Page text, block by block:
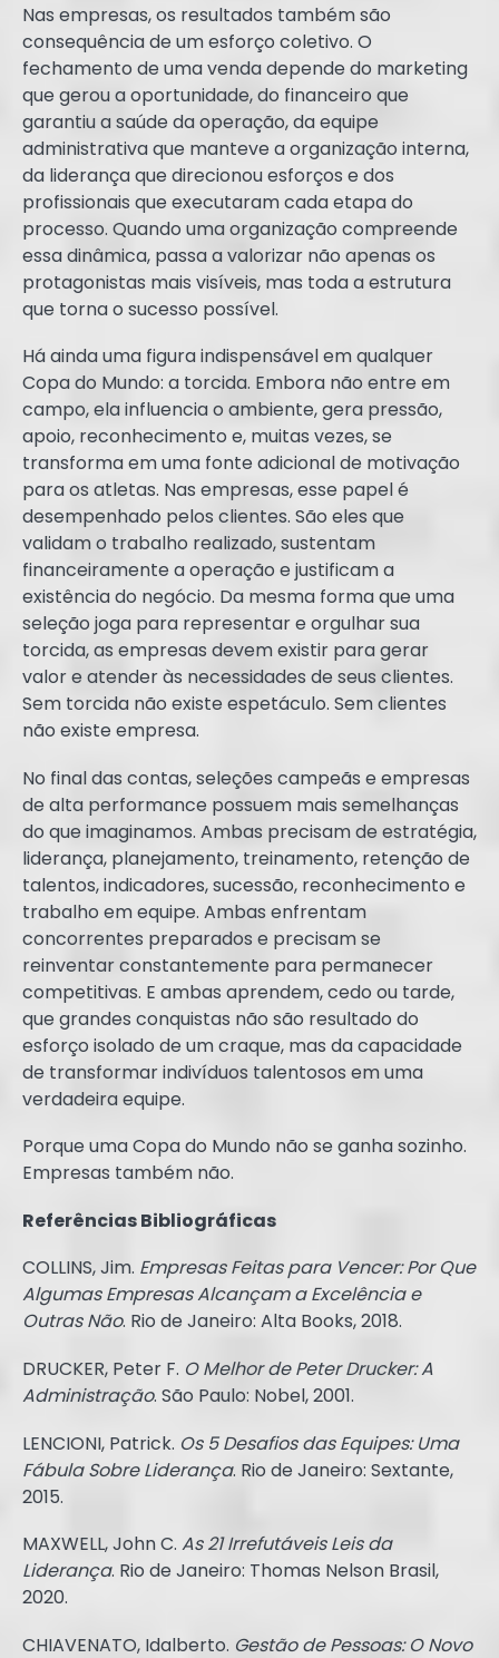
Nas empresas, os resultados também são
consequência de um esforço coletivo. O
fechamento de uma venda depende do marketing
que gerou a oportunidade, do financeiro que
garantiu a saúde da operação, da equipe
administrativa que manteve a organização interna,
da liderança que direcionou esforços e dos
profissionais que executaram cada etapa do
processo. Quando uma organização compreende
essa dinâmica, passa a valorizar não apenas os
protagonistas mais visíveis, mas toda a estrutura
que torna o sucesso possível.
Há ainda uma figura indispensável em qualquer
Copa do Mundo: a torcida. Embora não entre em
campo, ela influencia o ambiente, gera pressão,
apoio, reconhecimento e, muitas vezes, se
transforma em uma fonte adicional de motivação
para os atletas. Nas empresas, esse papel é
desempenhado pelos clientes. São eles que
validam o trabalho realizado, sustentam
financeiramente a operação e justificam a
existência do negócio. Da mesma forma que uma
seleção joga para representar e orgulhar sua
torcida, as empresas devem existir para gerar
valor e atender às necessidades de seus clientes.
Sem torcida não existe espetáculo. Sem clientes
não existe empresa.
No final das contas, seleções campeãs e empresas
de alta performance possuem mais semelhanças
do que imaginamos. Ambas precisam de estratégia,
liderança, planejamento, treinamento, retenção de
talentos, indicadores, sucessão, reconhecimento e
trabalho em equipe. Ambas enfrentam
concorrentes preparados e precisam se
reinventar constantemente para permanecer
competitivas. E ambas aprendem, cedo ou tarde,
que grandes conquistas não são resultado do
esforço isolado de um craque, mas da capacidade
de transformar indivíduos talentosos em uma
verdadeira equipe.
Porque uma Copa do Mundo não se ganha sozinho.
Empresas também não.
Referências Bibliográficas
COLLINS, Jim. Empresas Feitas para Vencer: Por Que
Algumas Empresas Alcançam a Excelência e
Outras Não. Rio de Janeiro: Alta Books, 2018.
DRUCKER, Peter F. O Melhor de Peter Drucker: A
Administração. São Paulo: Nobel, 2001.
LENCIONI, Patrick. Os 5 Desafios das Equipes: Uma
Fábula Sobre Liderança. Rio de Janeiro: Sextante,
2015.
MAXWELL, John C. As 21 Irrefutáveis Leis da
Liderança. Rio de Janeiro: Thomas Nelson Brasil,
2020.
CHIAVENATO, Idalberto. Gestão de Pessoas: O Novo